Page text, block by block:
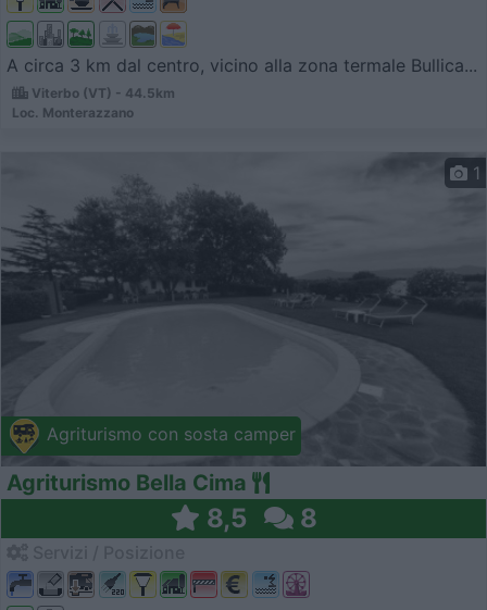
A circa 3 km dal centro, vicino alla zona termale Bullica...
Viterbo (VT) - 44.5km
Loc. Monterazzano
Agriturismo con sosta camper
1
Agriturismo Bella Cima
8,5 8